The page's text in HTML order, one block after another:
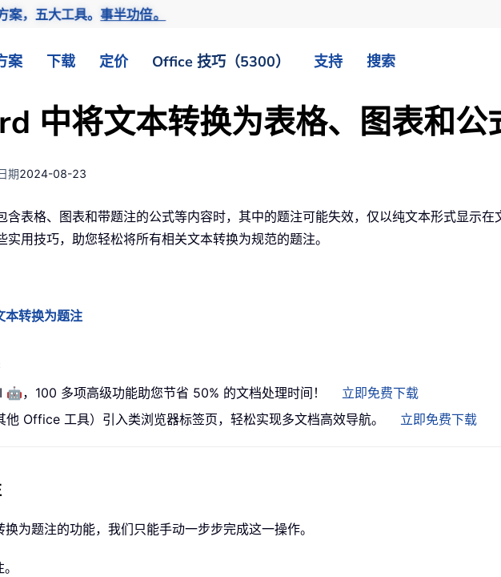
，五大工具。 事半功倍。
案 下载 定价 Office 技巧（5300） 支持 搜索
中将文本转换为表格、图表和公
期2024-08-23
含表格、图表和带题注的公式等内容时，其中的题注可能失效，仅以纯文本形式显示
用技巧，助您轻松将所有相关文本转换为规范的题注。
转换为题注
🤖，100 多项高级功能助您节省 50% 的文档处理时间！
立即免费下载
他 Office 工具）引入类浏览器标签页，轻松实现多文档高效导航。 立即免费下载
为题注的功能，我们只能手动一步步完成这一操作。